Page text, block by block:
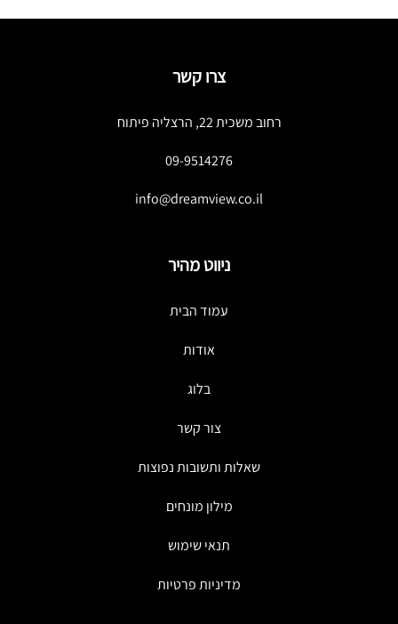
צרו קשר
רחוב משכית 22, הרצליה פיתוח
09-9514276
info@dreamview.co.il
ניווט מהיר
עמוד הבית
אודות
בלוג
צור קשר
שאלות ותשובות נפוצות
מילון מונחים
תנאי שימוש
מדיניות פרטיות